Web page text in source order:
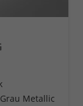
Metallic